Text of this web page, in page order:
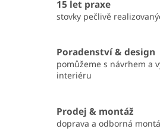
15 let praxe
stovky pečlivě
Poradenství & design
pomůžeme s návrhem a
interiéru
Prodej & montáž
doprava a odborná